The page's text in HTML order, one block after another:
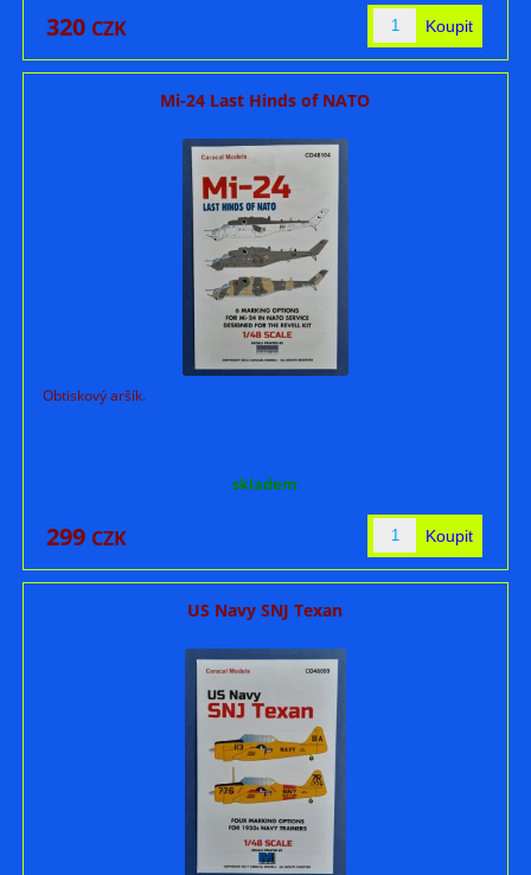
320 CZK
Mi-24 Last Hinds of NATO
Obtiskový aršík.
skladem
299 CZK
US Navy SNJ Texan